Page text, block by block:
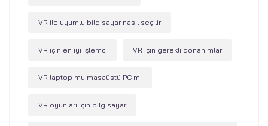
VR ile uyumlu bilgisayar nasıl seçilir
VR için en iyi işlemci VR için gerekli donanımlar
VR laptop mu masaüstü PC mi
VR oyunları için bilgisayar